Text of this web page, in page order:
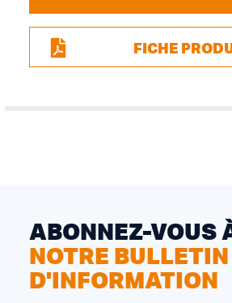
FICHE
ABONNEZ-VOUS
NOTRE BULLETIN
D'INFORMATION